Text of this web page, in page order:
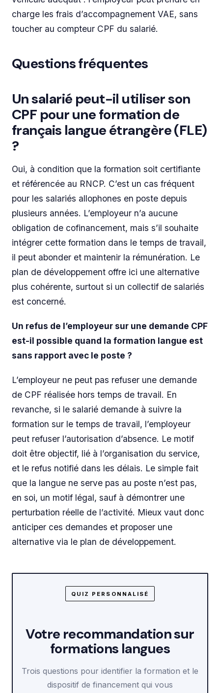
charge les frais d’accompagnement VAE, sans
toucher au compteur CPF du salarié.
Questions fréquentes
Un salarié peut-il utiliser son
CPF pour une formation de
français langue étrangère (FLE)
?
Oui, à condition que la formation soit certifiante
et référencée au RNCP. C’est un cas fréquent
pour les salariés allophones en poste depuis
plusieurs années. L’employeur n’a aucune
obligation de cofinancement, mais s’il souhaite
intégrer cette formation dans le temps de travail,
il peut abonder et maintenir la rémunération. Le
plan de développement offre ici une alternative
plus cohérente, surtout si un collectif de salariés
est concerné.
Un refus de l’employeur sur une demande CPF
est-il possible quand la formation langue est
sans rapport avec le poste ?
L’employeur ne peut pas refuser une demande
de CPF réalisée hors temps de travail. En
revanche, si le salarié demande à suivre la
formation sur le temps de travail, l’employeur
peut refuser l’autorisation d’absence. Le motif
doit être objectif, lié à l’organisation du service,
et le refus notifié dans les délais. Le simple fait
que la langue ne serve pas au poste n’est pas,
en soi, un motif légal, sauf à démontrer une
perturbation réelle de l’activité. Mieux vaut donc
anticiper ces demandes et proposer une
alternative via le plan de développement.
QUIZ PERSONNALISÉ
Votre recommandation sur
formations langues
Trois questions pour identifier la formation et le
dispositif de financement qui vous